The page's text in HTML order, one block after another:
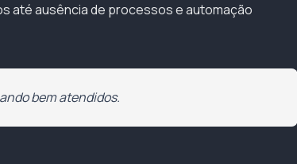
até ausência de processos e automação
bem atendidos.